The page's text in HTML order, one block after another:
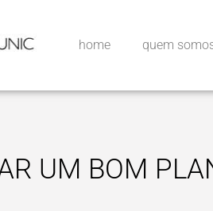
home quem
UM BOM